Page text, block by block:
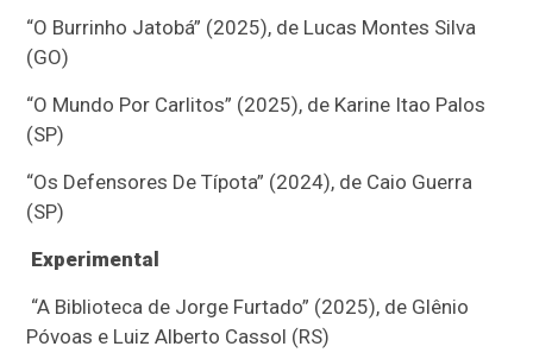
“O Burrinho Jatobá” (2025), de Lucas Montes Silva
(GO)
“O Mundo Por Carlitos” (2025), de Karine Itao Palos
(SP)
“Os Defensores De Típota” (2024), de Caio Guerra
(SP)
Experimental
“A Biblioteca de Jorge Furtado” (2025), de Glênio
Póvoas e Luiz Alberto Cassol (RS)